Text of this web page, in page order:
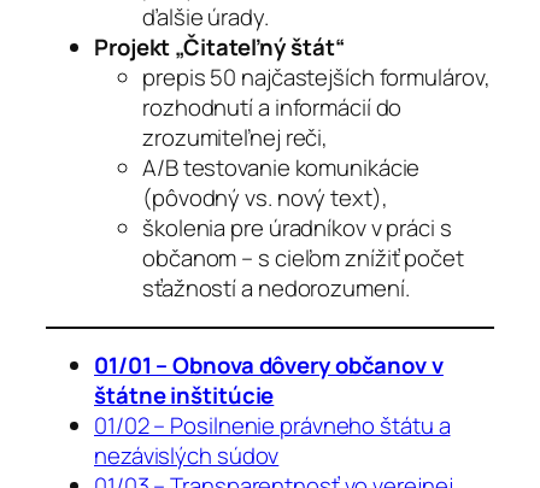
ďalšie úrady.
Projekt „Čitateľný štát“
prepis 50 najčastejších formulárov,
rozhodnutí a informácií do
zrozumiteľnej reči,
A/B testovanie komunikácie
(pôvodný vs. nový text),
školenia pre úradníkov v práci s
občanom – s cieľom znížiť počet
sťažností a nedorozumení.
01/01 – Obnova dôvery občanov v
štátne inštitúcie
01/02 – Posilnenie právneho štátu a
nezávislých súdov